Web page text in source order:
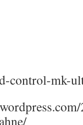
control-mk-